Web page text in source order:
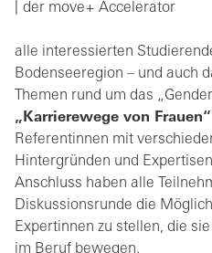
der move+ Accelerator
alle interessierten
Bodenseeregion – und auch
Themen rund um das
„Karrierewege von Frauen“
Referentinnen mit
Hintergründen und
Anschluss haben alle
Diskussionsrunde die
Expertinnen zu stellen, die
im Beruf bewegen.